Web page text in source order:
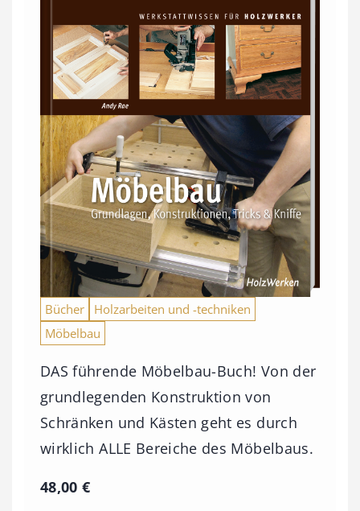
Bücher
Holzarbeiten und -techniken
Möbelbau
DAS führende Möbelbau-Buch! Von der
grundlegenden Konstruktion von
Schränken und Kästen geht es durch
wirklich ALLE Bereiche des Möbelbaus.
48,00€